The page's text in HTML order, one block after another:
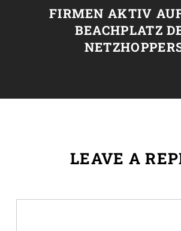
FIRMEN AKTIV
BEACHPLATZ
LEAVE A